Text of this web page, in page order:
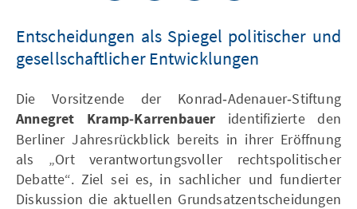
Entscheidungen als Spiegel politischer und
gesellschaftlicher Entwicklungen
Die Vorsitzende der Konrad‑Adenauer‑Stiftung
Annegret Kramp‑Karrenbauer identifizierte den
Berliner Jahresrückblick bereits in ihrer Eröffnung
als „Ort verantwortungsvoller rechtspolitischer
Debatte“. Ziel sei es, in sachlicher und fundierter
Diskussion die aktuellen Grundsatzentscheidungen